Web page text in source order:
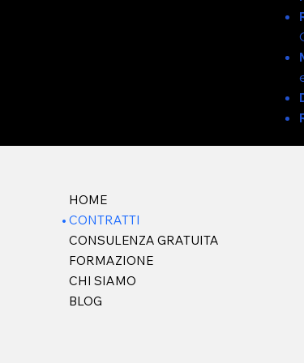
HOME
CONTRATTI
CONSULENZA GRATUITA
FORMAZIONE
CHI SIAMO
BLOG